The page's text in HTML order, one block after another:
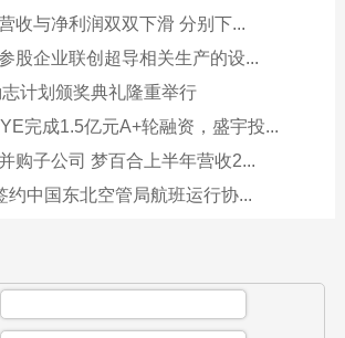
收与净利润双双下滑 分别下...
股企业联创超导相关生产的设...
计划颁奖典礼隆重举行
完成1.5亿元A+轮融资，盛宇投...
购子公司 梦百合上半年营收2...
约中国东北空管局航班运行协...